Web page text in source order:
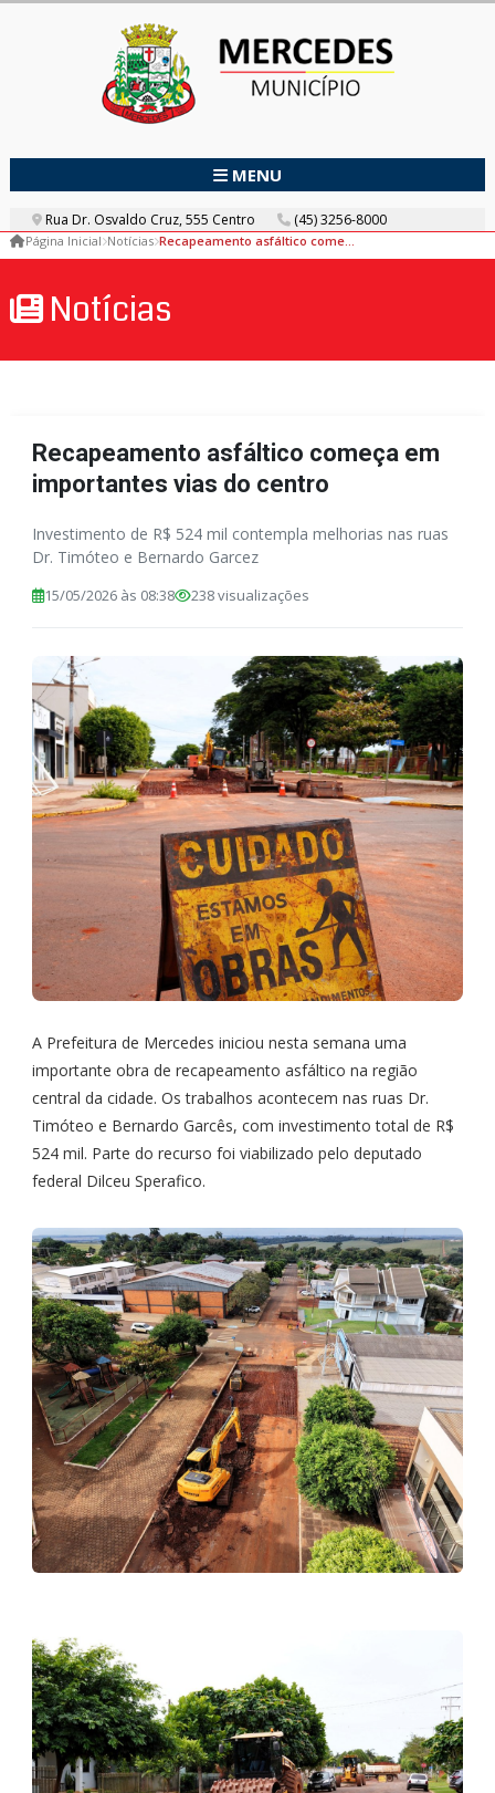
MENU
Rua Dr. Osvaldo Cruz, 555 Centro (45) 3256-8000
Página Inicial Notícias Recapeamento asfáltico começa em importantes vias do centro
Notícias
Recapeamento asfáltico começa em
importantes vias do centro
Investimento de R$ 524 mil contempla melhorias nas ruas
Dr. Timóteo e Bernardo Garcez
15/05/2026 às 08:38 238 visualizações
A Prefeitura de Mercedes iniciou nesta semana uma
importante obra de recapeamento asfáltico na região
central da cidade. Os trabalhos acontecem nas ruas Dr.
Timóteo e Bernardo Garcês, com investimento total de R$
524 mil. Parte do recurso foi viabilizado pelo deputado
federal Dilceu Sperafico.